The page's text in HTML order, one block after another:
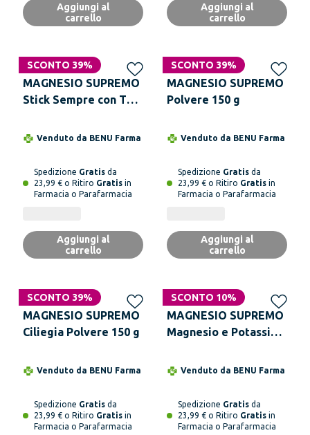
Aggiungi al
carrello
Aggiungi al
carrello
SCONTO 39%
MAGNESIO SUPREMO
Stick Sempre con Te
Venduto da BENU Farma
Spedizione Gratis da
23,99 € o Ritiro Gratis in
Farmacia o Parafarmacia
Aggiungi al
carrello
SCONTO 39%
MAGNESIO SUPREMO
Polvere 150 g
Venduto da BENU Farma
Spedizione Gratis da
23,99 € o Ritiro Gratis in
Farmacia o Parafarmacia
Aggiungi al
carrello
SCONTO 39%
MAGNESIO SUPREMO
Ciliegia Polvere 150 g
Venduto da BENU Farma
Spedizione Gratis da
23,99 € o Ritiro Gratis in
Farmacia o Parafarmacia
SCONTO 10%
MAGNESIO SUPREMO
Magnesio e Potassio
Energetico Senza
Venduto da BENU Farma
Spedizione Gratis da
23,99 € o Ritiro Gratis in
Farmacia o Parafarmacia